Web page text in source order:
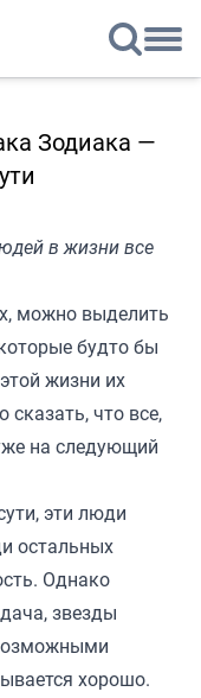
Зодиака —
в жизни все
можно выделить
будто бы
жизни их
что все,
на следующий
эти люди
остальных
Однако
звезды
хорошо.